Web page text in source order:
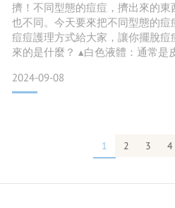
擠！不同型態的痘痘，擠出來的
也不同。今天要來把不同型態的
痘痘護理方式給大家，讓你擺脫
來的是什麼？ ▴白色液體：通常是
細菌作用，釋放出游離脂肪酸，進
疹。 ▴白色固體：通常是皮脂分泌
2024-09-08
1 2 3 4